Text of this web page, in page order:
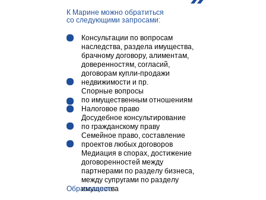
Консультации по вопросам
наследства, раздела имущества,
брачному договору, алиментам,
доверенностям, согласий,
договорам купли-продажи
недвижимости и пр.
Спорные вопросы
по имущественным отношениям
Налоговое право
Досудебное консультирование
по гражданскому праву
Семейное право, составление
проектов любых договоров
Медиация в спорах, достижение
договоренностей между
партнерами по разделу бизнеса,
между супругами по разделу
имущества
К Марине можно обратиться
со следующими запросами:
Образование